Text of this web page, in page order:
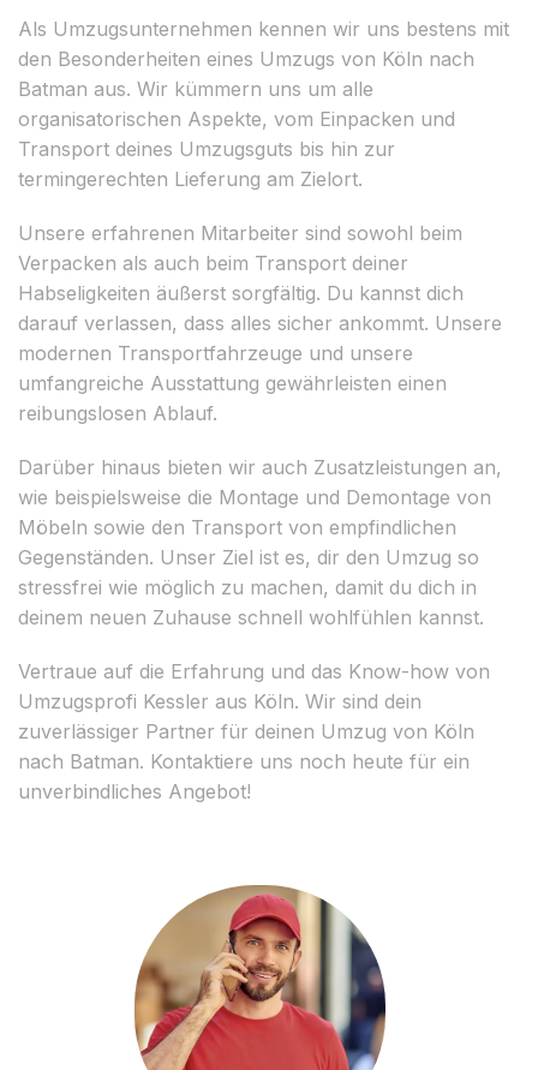
Als Umzugsunternehmen kennen wir uns bestens mit
den Besonderheiten eines Umzugs von Köln nach
Batman aus. Wir kümmern uns um alle
organisatorischen Aspekte, vom Einpacken und
Transport deines Umzugsguts bis hin zur
termingerechten Lieferung am Zielort.
Unsere erfahrenen Mitarbeiter sind sowohl beim
Verpacken als auch beim Transport deiner
Habseligkeiten äußerst sorgfältig. Du kannst dich
darauf verlassen, dass alles sicher ankommt. Unsere
modernen Transportfahrzeuge und unsere
umfangreiche Ausstattung gewährleisten einen
reibungslosen Ablauf.
Darüber hinaus bieten wir auch Zusatzleistungen an,
wie beispielsweise die Montage und Demontage von
Möbeln sowie den Transport von empfindlichen
Gegenständen. Unser Ziel ist es, dir den Umzug so
stressfrei wie möglich zu machen, damit du dich in
deinem neuen Zuhause schnell wohlfühlen kannst.
Vertraue auf die Erfahrung und das Know-how von
Umzugsprofi Kessler aus Köln. Wir sind dein
zuverlässiger Partner für deinen Umzug von Köln
nach Batman. Kontaktiere uns noch heute für ein
unverbindliches Angebot!